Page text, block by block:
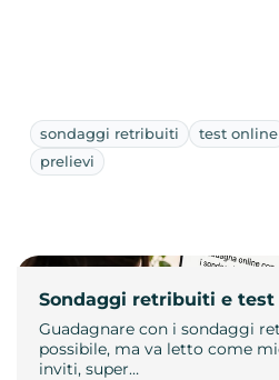
sondaggi retribuiti test online
prelievi
Sondaggi retribuiti e
Guadagnare con i sondaggi
possibile, ma va letto come
inviti, super…